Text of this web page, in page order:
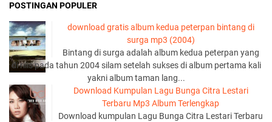
POSTINGAN POPULER
download gratis album kedua peterpan bintang di
surga mp3 (2004)
Bintang di surga adalah album kedua peterpan yang
di rilis pada tahun 2004 silam setelah sukses di album pertama kali
yakni album taman lang...
Download Kumpulan Lagu Bunga Citra Lestari
Terbaru Mp3 Album Terlengkap
Download kumpulan Lagu Bunga Citra Lestari Terbaru